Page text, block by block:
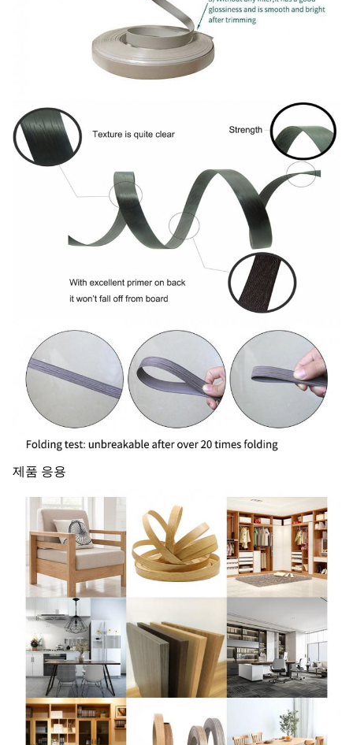
제품 응용